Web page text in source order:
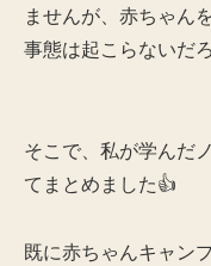
ませんが、赤ちゃん
事態は起こらないだ
そこで、私が学んだ
てまとめました👍
既に赤ちゃんキャン